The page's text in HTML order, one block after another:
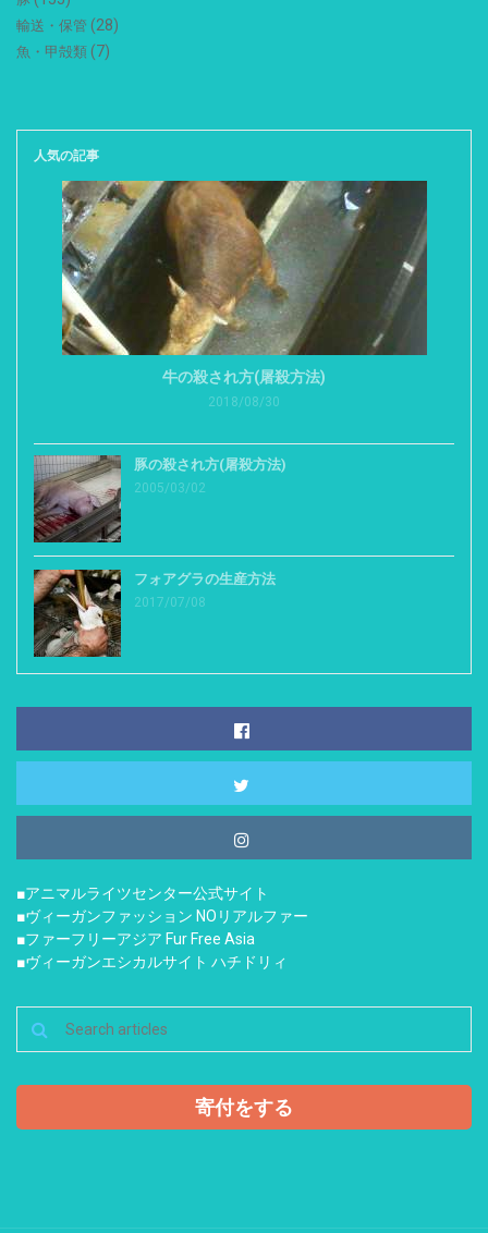
輸送・保管 (28)
魚・甲殻類 (7)
人気の記事
牛の殺され方(屠殺方法)
2018/08/30
豚の殺され方(屠殺方法)
2005/03/02
フォアグラの生産方法
2017/07/08
■アニマルライツセンター公式サイト
■ヴィーガンファッション NOリアルファー
■ファーフリーアジア Fur Free Asia
■ヴィーガンエシカルサイト ハチドリィ
寄付をする